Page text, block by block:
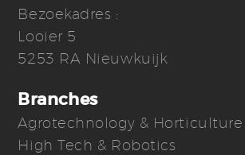
Bezoekadres :
Looier 5
5253 RA Nieuwkuijk
Branches
Agrotechnology & Horticulture
High Tech & Robotics